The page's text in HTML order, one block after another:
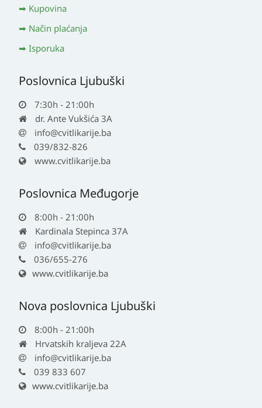
Kupovina
Način plaćanja
Isporuka
Poslovnica Ljubuški
7:30h - 21:00h
dr. Ante Vukšića 3A
info@cvitlikarije.ba
039/832-826
www.cvitlikarije.ba
Poslovnica Međugorje
8:00h - 21:00h
Kardinala Stepinca 37A
info@cvitlikarije.ba
036/655-276
www.cvitlikarije.ba
Nova poslovnica Ljubuški
8:00h - 21:00h
Hrvatskih kraljeva 22A
info@cvitlikarije.ba
039 833 607
www.cvitlikarije.ba